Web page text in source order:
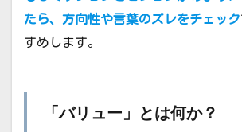
たら、方向性や言葉のズレをチェック
すめします。
「バリュー」とは何か？